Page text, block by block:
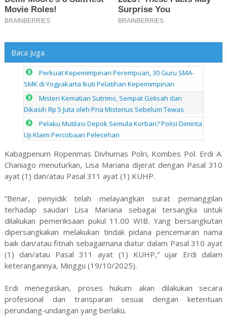
Baca Juga
Perkuat Kepemimpinan Perempuan, 30 Guru SMA-
SMK di Yogyakarta Ikuti Pelatihan Kepemimpinan
Misteri Kematian Sutrimo, Sempat Gelisah dan
Dikasih Rp 5 Juta oleh Pria Misterius Sebelum Tewas
Pelaku Mutilasi Depok Semula Korban? Polisi Diminta
Uji Klaim Percobaan Pelecehan
Kabagpenum Ropenmas Divhumas Polri, Kombes Pol. Erdi A.
Chaniago menuturkan, Lisa Mariana dijerat dengan Pasal 310
ayat (1) dan/atau Pasal 311 ayat (1) KUHP.
“Benar, penyidik telah melayangkan surat pemanggilan
terhadap saudari Lisa Mariana sebagai tersangka untuk
dilakukan pemeriksaan pukul 11.00 WIB. Yang bersangkutan
dipersangkakan melakukan tindak pidana pencemaran nama
baik dan/atau fitnah sebagaimana diatur dalam Pasal 310 ayat
(1) dan/atau Pasal 311 ayat (1) KUHP,” ujar Erdi dalam
keterangannya, Minggu (19/10/2025).
Erdi menegaskan, proses hukum akan dilakukan secara
profesional dan transparan sesuai dengan ketentuan
perundang-undangan yang berlaku.